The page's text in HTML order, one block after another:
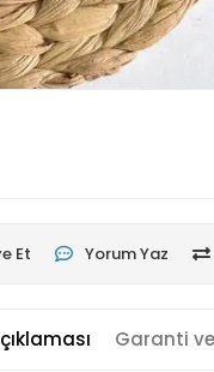
Et Yorum Yaz
Garanti